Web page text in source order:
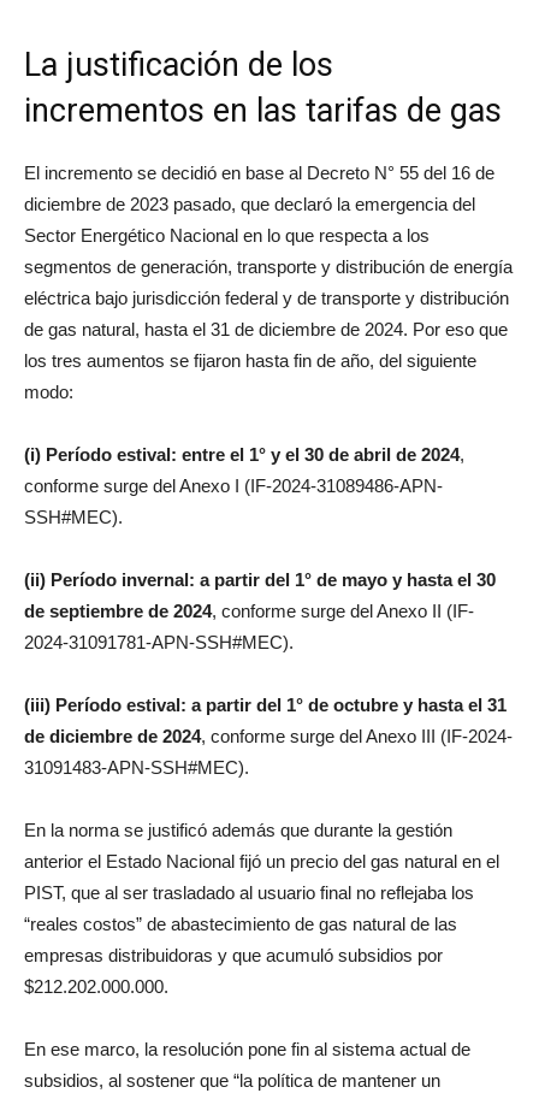
La justificación de los
incrementos en las tarifas de gas
El incremento se decidió en base al Decreto N° 55 del 16 de
diciembre de 2023 pasado, que declaró la emergencia del
Sector Energético Nacional en lo que respecta a los
segmentos de generación, transporte y distribución de energía
eléctrica bajo jurisdicción federal y de transporte y distribución
de gas natural, hasta el 31 de diciembre de 2024. Por eso que
los tres aumentos se fijaron hasta fin de año, del siguiente
modo:
(i) Período estival: entre el 1° y el 30 de abril de 2024,
conforme surge del Anexo I (IF-2024-31089486-APN-
SSH#MEC).
(ii) Período invernal: a partir del 1° de mayo y hasta el 30
de septiembre de 2024, conforme surge del Anexo II (IF-
2024-31091781-APN-SSH#MEC).
(iii) Período estival: a partir del 1° de octubre y hasta el 31
de diciembre de 2024, conforme surge del Anexo III (IF-2024-
31091483-APN-SSH#MEC).
En la norma se justificó además que durante la gestión
anterior el Estado Nacional fijó un precio del gas natural en el
PIST, que al ser trasladado al usuario final no reflejaba los
“reales costos” de abastecimiento de gas natural de las
empresas distribuidoras y que acumuló subsidios por
$212.202.000.000.
En ese marco, la resolución pone fin al sistema actual de
subsidios, al sostener que “la política de mantener un